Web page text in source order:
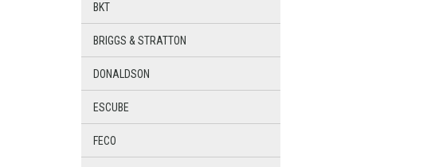
BKT
BRIGGS & STRATTON
DONALDSON
ESCUBE
FECO